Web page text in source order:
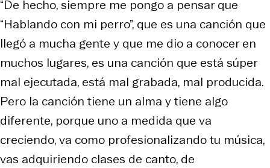
“De hecho, siempre me pongo a pensar que
“Hablando con mi perro”, que es una canción que
llegó a mucha gente y que me dio a conocer en
muchos lugares, es una canción que está súper
mal ejecutada, está mal grabada, mal producida.
Pero la canción tiene un alma y tiene algo
diferente, porque uno a medida que va
creciendo, va como profesionalizando tu música,
vas adquiriendo clases de canto, de